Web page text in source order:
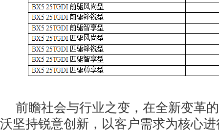
前瞻社会与行业之变，在全新变革
沃坚持锐意创新，以客户需求为核心